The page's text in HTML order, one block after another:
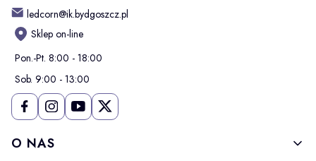
ledcorn@ik.bydgoszcz.pl
Sklep on-line
Pon.-Pt. 8:00 - 18:00
Sob. 9:00 - 13:00
Linki w stopce
O NAS